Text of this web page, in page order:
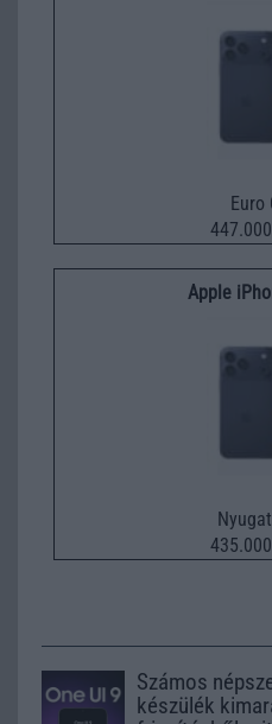
Euro
Apple
Számos
készülék